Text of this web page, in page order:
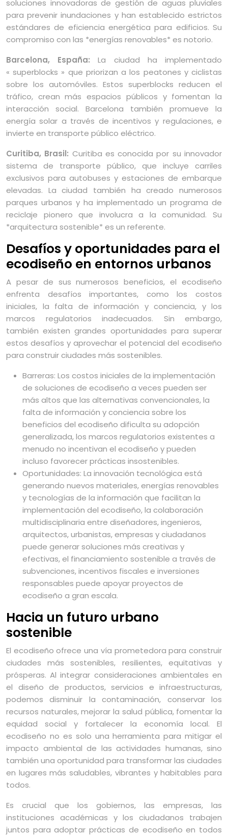
soluciones innovadoras de gestión de aguas pluviales
para prevenir inundaciones y han establecido estrictos
estándares de eficiencia energética para edificios. Su
compromiso con las *energías renovables* es notorio.
Barcelona, España:La ciudad ha implementado
« superblocks » que priorizan a los peatones y ciclistas
sobre los automóviles. Estos superblocks reducen el
tráfico, crean más espacios públicos y fomentan la
interacción social. Barcelona también promueve la
energía solar a través de incentivos y regulaciones, e
invierte en transporte público eléctrico.
Curitiba, Brasil: Curitiba es conocida por su innovador
sistema de transporte público, que incluye carriles
exclusivos para autobuses y estaciones de embarque
elevadas. La ciudad también ha creado numerosos
parques urbanos y ha implementado un programa de
reciclaje pionero que involucra a la comunidad. Su
*arquitectura sostenible* es un referente.
Desafíos y oportunidades para el
ecodiseño en entornos urbanos
A pesar de sus numerosos beneficios, el ecodiseño
enfrenta desafíos importantes, como los costos
iniciales, la falta de información y conciencia, y los
marcos regulatorios inadecuados. Sin embargo,
también existen grandes oportunidades para superar
estos desafíos y aprovechar el potencial del ecodiseño
para construir ciudades más sostenibles.
Barreras: Los costos iniciales de la implementación
de soluciones de ecodiseño a veces pueden ser
más altos que las alternativas convencionales, la
falta de información y conciencia sobre los
beneficios del ecodiseño dificulta su adopción
generalizada, los marcos regulatorios existentes a
menudo no incentivan el ecodiseño y pueden
incluso favorecer prácticas insostenibles.
Oportunidades: La innovación tecnológica está
generando nuevos materiales, energías renovables
y tecnologías de la información que facilitan la
implementación del ecodiseño, la colaboración
multidisciplinaria entre diseñadores, ingenieros,
arquitectos, urbanistas, empresas y ciudadanos
puede generar soluciones más creativas y
efectivas, el financiamiento sostenible a través de
subvenciones, incentivos fiscales e inversiones
responsables puede apoyar proyectos de
ecodiseño a gran escala.
Hacia un futuro urbano
sostenible
El ecodiseño ofrece una vía prometedora para construir
ciudades más sostenibles, resilientes, equitativas y
prósperas. Al integrar consideraciones ambientales en
el diseño de productos, servicios e infraestructuras,
podemos disminuir la contaminación, conservar los
recursos naturales, mejorar la salud pública, fomentar la
equidad social y fortalecer la economía local. El
ecodiseño no es solo una herramienta para mitigar el
impacto ambiental de las actividades humanas, sino
también una oportunidad para transformar las ciudades
en lugares más saludables, vibrantes y habitables para
todos.
Es crucial que los gobiernos, las empresas, las
instituciones académicas y los ciudadanos trabajen
juntos para adoptar prácticas de ecodiseño en todos